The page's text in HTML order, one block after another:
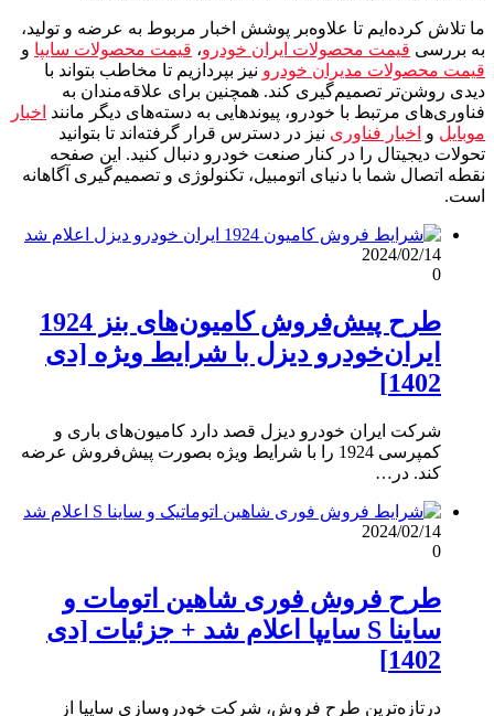
ما تلاش کرده‌ایم تا علاوه‌بر پوشش اخبار مربوط به عرضه و تولید،
به بررسی قیمت محصولات ایران خودرو، قیمت محصولات سایپا و
قیمت محصولات مدیران خودرو نیز بپردازیم تا مخاطب بتواند با
دیدی روشن‌تر تصمیم‌گیری کند. همچنین برای علاقه‌مندان به
فناوری‌های مرتبط با خودرو، پیوندهایی به دسته‌های دیگر مانند اخبار
موبایل و اخبار فناوری نیز در دسترس قرار گرفته‌اند تا بتوانید
تحولات دیجیتال را در کنار صنعت خودرو دنبال کنید. این صفحه
نقطه اتصال شما با دنیای اتومبیل، تکنولوژی و تصمیم‌گیری آگاهانه
است.
2024/02/14
0
طرح پیش‌فروش کامیون‌های بنز 1924
ایران‌خودرو دیزل با شرایط ویژه [دی
1402]
شرکت ایران خودرو دیزل قصد دارد کامیون‌های باری و
کمپرسی 1924 را با شرایط ویژه بصورت پیش‌فروش عرضه
کند. در…
2024/02/14
0
طرح فروش فوری شاهین اتومات و
ساینا S سایپا اعلام شد + جزئیات [دی
1402]
درتازه‌ترین طرح فروش، شرکت خودروسازی سایپا از